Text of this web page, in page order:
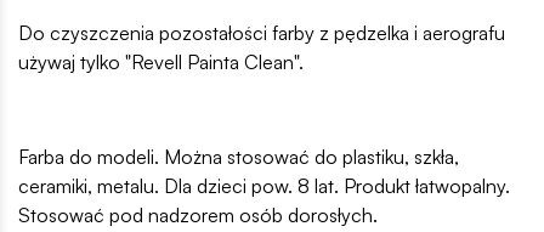
Do czyszczenia pozostałości farby z pędzelka i aerografu
używaj tylko "Revell Painta Clean".
Farba do modeli. Można stosować do plastiku, szkła,
ceramiki, metalu. Dla dzieci pow. 8 lat. Produkt łatwopalny.
Stosować pod nadzorem osób dorosłych.